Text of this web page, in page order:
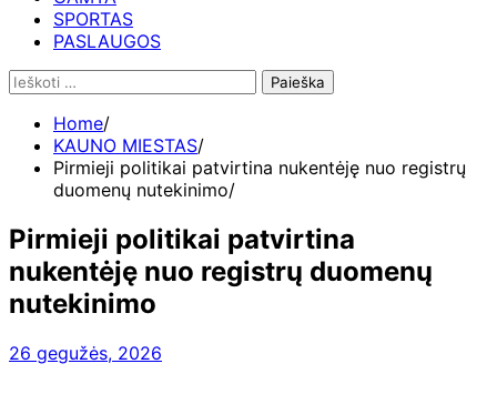
SPORTAS
PASLAUGOS
Ieškoti:
Home
KAUNO MIESTAS
Pirmieji politikai patvirtina nukentėję nuo registrų
duomenų nutekinimo
Pirmieji politikai patvirtina
nukentėję nuo registrų duomenų
nutekinimo
26 gegužės, 2026